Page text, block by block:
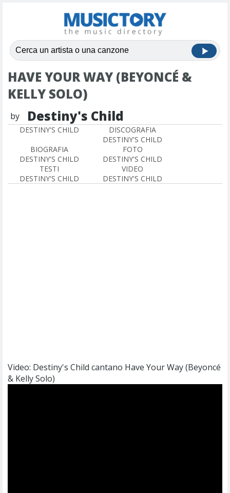
HAVE YOUR WAY (BEYONCÉ &
KELLY SOLO)
by Destiny's Child
DESTINY'S CHILD
DISCOGRAFIA
DESTINY'S CHILD
BIOGRAFIA
DESTINY'S CHILD
FOTO
DESTINY'S CHILD
TESTI
DESTINY'S CHILD
VIDEO
DESTINY'S CHILD
Video: Destiny's Child cantano Have Your Way (Beyoncé
& Kelly Solo)